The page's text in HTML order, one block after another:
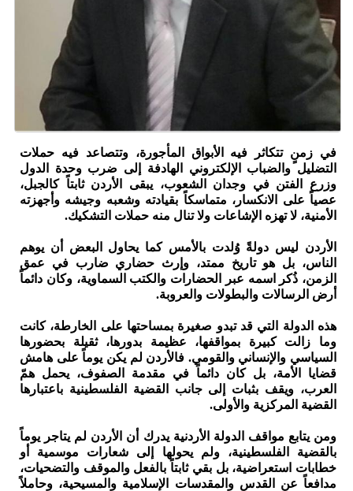
في زمنٍ تتكاثر فيه الأبواق المأجورة، وتتصاعد فيه حملات
التضليل والضباب الإلكتروني الهادفة إلى ضرب وحدة الدول
وزرع الفتن في وجدان الشعوب، يبقى الأردن ثابتاً كالجبل،
عصياً على الانكسار، متماسكاً بقيادته وشعبه وجيشه وأجهزته
الأمنية، لا تهزه الإشاعات ولا تنال منه حملات التشكيك.
الأردن ليس دولةً وُلدت بالأمس كما يحاول البعض أن يوهم
الناس، بل هو تاريخ ممتد، وإرث حضاري ضارب في عمق
الزمن، ذُكر اسمه عبر الحضارات والكتب السماوية، وكان دائماً
أرض الرسالات والبطولات والعروبة.
هذه الدولة التي قد تبدو صغيرة بمساحتها على الخارطة، كانت
وما زالت كبيرة بمواقفها، عظيمة بدورها، ثقيلة بحضورها
السياسي والإنساني والقومي. فالأردن لم يكن يوماً على هامش
قضايا الأمة، بل كان دائماً في مقدمة الصفوف، يحمل همّ
العرب، ويقف بثبات إلى جانب القضية الفلسطينية باعتبارها
القضية المركزية والأولى.
ومن يتابع مواقف الدولة الأردنية يدرك أن الأردن لم يتاجر يوماً
بالقضية الفلسطينية، ولم يحولها إلى شعارات موسمية أو
خطابات استعراضية، بل بقي ثابتاً بالفعل والموقف والتضحيات،
مدافعاً عن القدس والمقدسات الإسلامية والمسيحية، وحاملاً